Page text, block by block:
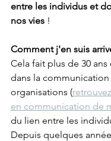
entre les individus et
nos vies !
Comment j'en suis
Cela fait plus de 30
dans la communication
organisations (
en communication de
du lien entre les
Depuis quelques